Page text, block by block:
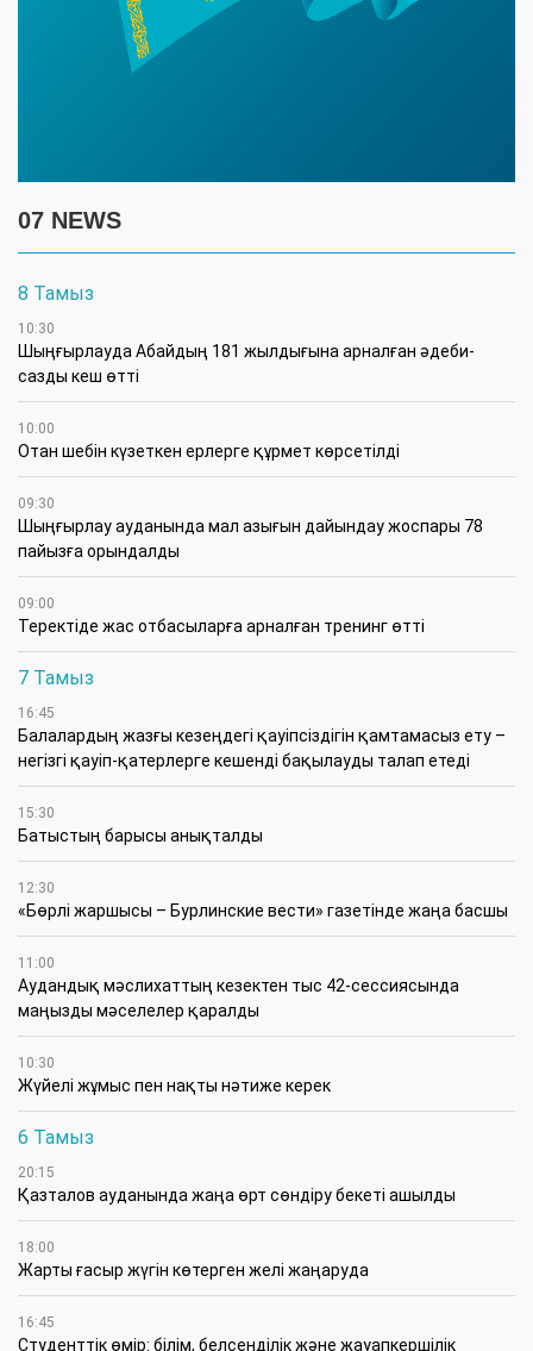
07 NEWS
8 Тамыз
10:30
Шыңғырлауда Абайдың 181 жылдығына арналған әдеби-
сазды кеш өтті
10:00
Отан шебін күзеткен ерлерге құрмет көрсетілді
09:30
​Шыңғырлау ауданында мал азығын дайындау жоспары 78
пайызға орындалды
09:00
​Теректіде жас отбасыларға арналған тренинг өтті
7 Тамыз
16:45
Балалардың жазғы кезеңдегі қауіпсіздігін қамтамасыз ету –
негізгі қауіп-қатерлерге кешенді бақылауды талап етеді
15:30
Батыстың барысы анықталды
12:30
«Бөрлі жаршысы – Бурлинские вести» газетінде жаңа басшы
11:00
Аудандық мәслихаттың кезектен тыс 42-сессиясында
маңызды мәселелер қаралды
10:30
Жүйелі жұмыс пен нақты нәтиже керек
6 Тамыз
20:15
Қазталов ауданында жаңа өрт сөндіру бекеті ашылды
18:00
Жарты ғасыр жүгін көтерген желі жаңаруда
16:45
Студенттік өмір: білім, белсенділік және жауапкершілік